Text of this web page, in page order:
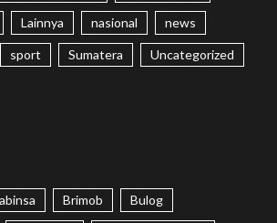
Lainnya nasional news
sport Sumatera Uncategorized
Brimob Bulog